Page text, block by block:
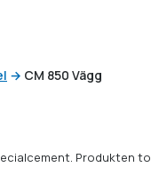
→ CM 850 Vägg
Produkten